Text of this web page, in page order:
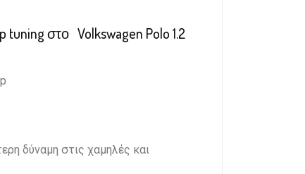
tuning στο Volkswagen Polo 1.2
δύναμη στις χαμηλές και